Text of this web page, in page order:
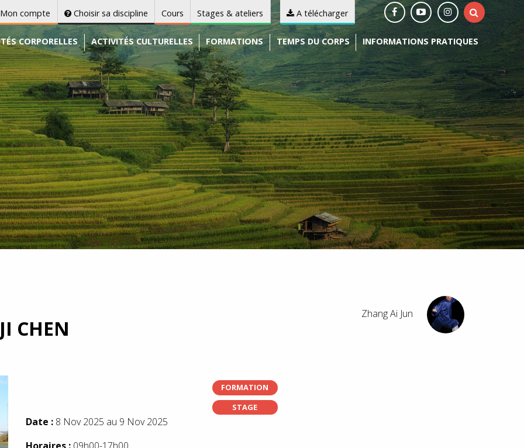
compte Choisir sa discipline Cours Stages & ateliers A télécharger
CORPORELLES ACTIVITÉS CULTURELLES FORMATIONS TEMPS DU CORPS INFORMATIONS PRATIQUES
CHEN
Zhang Ai Jun
FORMATION
STAGE
Date :8 Nov 2025 au 9 Nov 2025